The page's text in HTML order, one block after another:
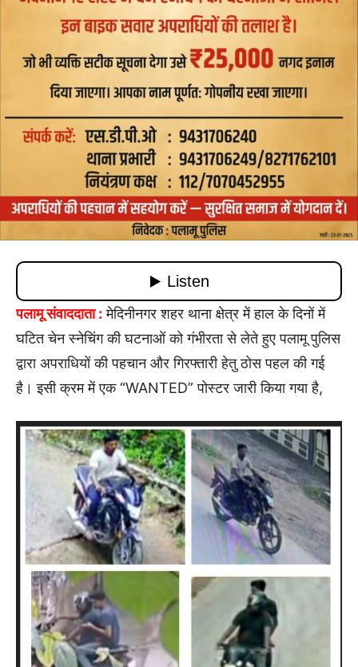
पलामू संवाददाता : मेदिनीनगर शहर थाना क्षेत्र में हाल के दिनों में
घटित चेन स्नेचिंग की घटनाओं को गंभीरता से लेते हुए पलामू पुलिस
द्वारा अपराधियों की पहचान और गिरफ्तारी हेतु ठोस पहल की गई
है। इसी क्रम में एक “WANTED” पोस्टर जारी किया गया है,